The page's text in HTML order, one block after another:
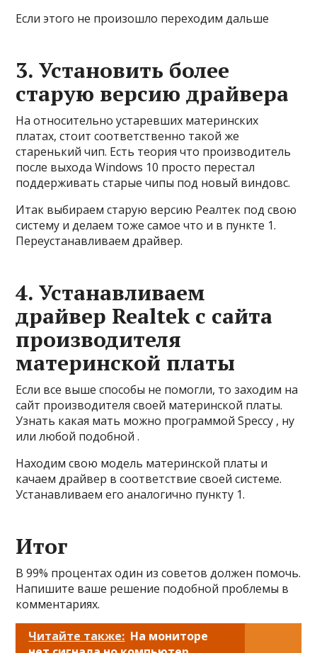
Если этого не произошло переходим дальше
3. Установить более
старую версию драйвера
На относительно устаревших материнских
платах, стоит соответственно такой же
старенький чип. Есть теория что производитель
после выхода Windows 10 просто перестал
поддерживать старые чипы под новый виндовс.
Итак выбираем старую версию Реалтек под свою
систему и делаем тоже самое что и в пункте 1.
Переустанавливаем драйвер.
4. Устанавливаем
драйвер Realtek с сайта
производителя
материнской платы
Если все выше способы не помогли, то заходим на
сайт производителя своей материнской платы.
Узнать какая мать можно программой Speccy , ну
или любой подобной .
Находим свою модель материнской платы и
качаем драйвер в соответствие своей системе.
Устанавливаем его аналогично пункту 1.
Итог
В 99% процентах один из советов должен помочь.
Напишите ваше решение подобной проблемы в
комментариях.
Читайте также: На мониторе